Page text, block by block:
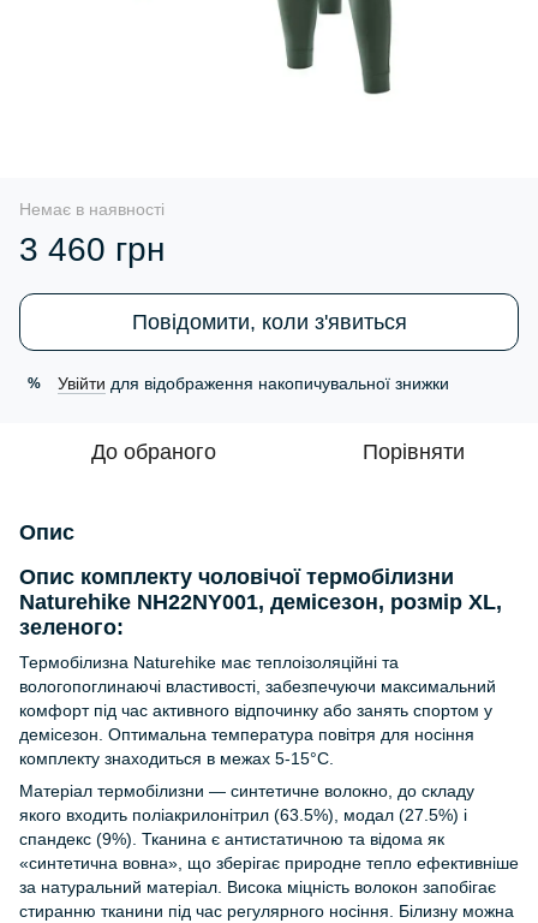
Немає в наявності
3 460 грн
Повідомити, коли з'явиться
% Увійти для відображення накопичувальної знижки
До обраного Порівняти
Опис
Опис комплекту чоловічої термобілизни
Naturehike NH22NY001, демісезон, розмір XL,
зеленого:
Термобілизна Naturehike має теплоізоляційні та
вологопоглинаючі властивості, забезпечуючи максимальний
комфорт під час активного відпочинку або занять спортом у
демісезон. Оптимальна температура повітря для носіння
комплекту знаходиться в межах 5-15°C.
Матеріал термобілизни — синтетичне волокно, до складу
якого входить поліакрилонітрил (63.5%), модал (27.5%) і
спандекс (9%). Тканина є антистатичною та відома як
«синтетична вовна», що зберігає природне тепло ефективніше
за натуральний матеріал. Висока міцність волокон запобігає
стиранню тканини під час регулярного носіння. Білизну можна